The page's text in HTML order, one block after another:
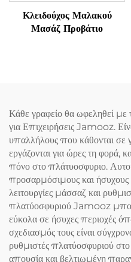
Κλειδούχος Μαλακού
Μασάζ Προβάτιο
Κάθε γραφείο θα ωφεληθεί
για Επιχειρήσεις Jamooz.
υπαλλήλους που κάθονται σε
εργάζονται για ώρες τη φορά,
πόνο στο πλάτυοσφυριο.
προσαρμόσιμους και ήσυχους
λειτουργίες μάσσαζ και
πλατύοσφυριού Jamooz
εύκολα σε ήσυχες περιοχές
σχεδιασμός τους είναι
ρυθμιστές πλατύοσφυριού
απουσία και βελτιωμένη